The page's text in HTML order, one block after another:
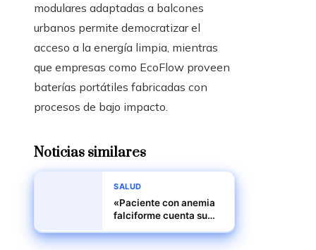
modulares adaptadas a balcones
urbanos permite democratizar el
acceso a la energía limpia, mientras
que empresas como EcoFlow proveen
baterías portátiles fabricadas con
procesos de bajo impacto.
Noticias similares
SALUD
«Paciente con anemia
falciforme cuenta su
transfusiones»